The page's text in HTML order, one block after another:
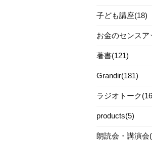
子ども講座(18)
お金のセンスア
著書(121)
Grandir(181)
ラジオトーク
products(5)
朗読会・講演会